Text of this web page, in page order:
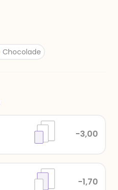
Chocolade
-1,70
-3,00